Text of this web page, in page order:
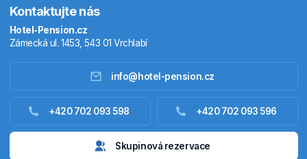
Ubytování zahraniční
Kontaktujte nás
Hotel-Pension.cz
Zámecká ul. 1453, 543 01 Vrchlabí
info@hotel-pension.cz
+420 702 093 598 +420 702 093 596
Skupinová rezervace